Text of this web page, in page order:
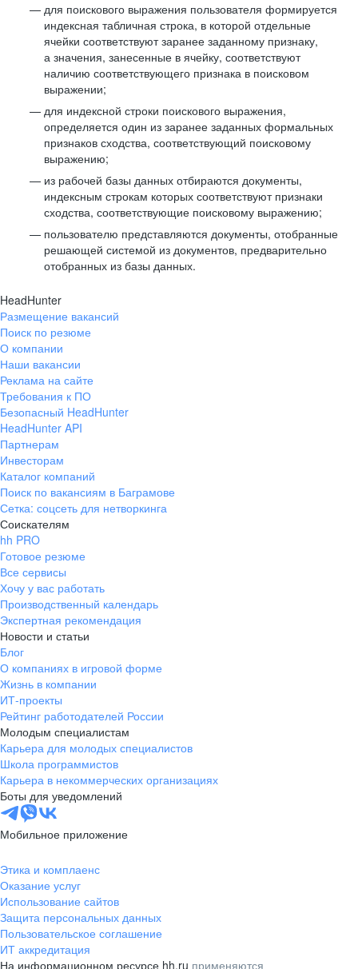
для поискового выражения пользователя формируется
индексная табличная строка, в которой отдельные
ячейки соответствуют заранее заданному признаку,
а значения, занесенные в ячейку, соответствуют
наличию соответствующего признака в поисковом
выражении;
для индексной строки поискового выражения,
определяется один из заранее заданных формальных
признаков сходства, соответствующий поисковому
выражению;
из рабочей базы данных отбираются документы,
индексным строкам которых соответствуют признаки
сходства, соответствующие поисковому выражению;
пользователю представляются документы, отобранные
решающей системой из документов, предварительно
отобранных из базы данных.
HeadHunter
Размещение вакансий
Поиск по резюме
О компании
Наши вакансии
Реклама на сайте
Требования к ПО
Безопасный HeadHunter
HeadHunter API
Партнерам
Инвесторам
Каталог компаний
Поиск по вакансиям в Баграмове
Сетка: соцсеть для нетворкинга
Соискателям
hh PRO
Готовое резюме
Все сервисы
Хочу у вас работать
Производственный календарь
Экспертная рекомендация
Новости и статьи
Блог
О компаниях в игровой форме
Жизнь в компании
ИТ-проекты
Рейтинг работодателей России
Молодым специалистам
Карьера для молодых специалистов
Школа программистов
Карьера в некоммерческих организациях
Боты для уведомлений
Мобильное приложение
Этика и комплаенс
Оказание услуг
Использование сайтов
Защита персональных данных
Пользовательское соглашение
ИТ аккредитация
На информационном ресурсе hh.ru применяются